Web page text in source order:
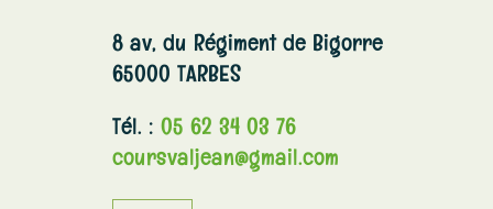
8 av, du Régiment de Bigorre
65000 TARBES
Tél. : 05 62 34 03 76
coursvaljean@gmail.com